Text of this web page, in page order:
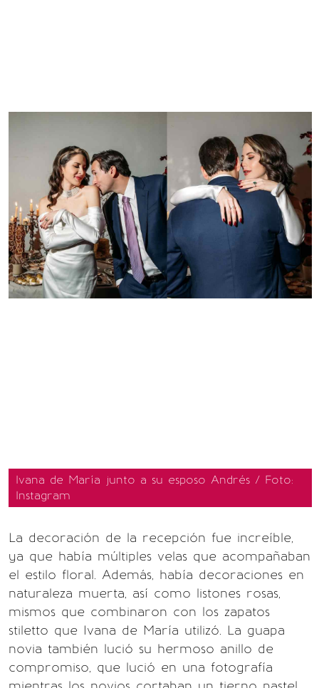
Ivana de María junto a su esposo Andrés / Foto:
Instagram
La decoración de la recepción fue increíble,
ya que había múltiples velas que acompañaban
el estilo floral. Además, había decoraciones en
naturaleza muerta, así como listones rosas,
mismos que combinaron con los zapatos
stiletto que Ivana de María utilizó. La guapa
novia también lució su hermoso anillo de
compromiso, que lució en una fotografía